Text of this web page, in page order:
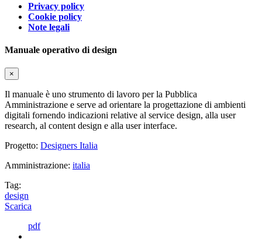
Privacy policy
Cookie policy
Note legali
Manuale operativo di design
×
Il manuale è uno strumento di lavoro per la Pubblica
Amministrazione e serve ad orientare la progettazione di ambienti
digitali fornendo indicazioni relative al service design, alla user
research, al content design e alla user interface.
Progetto: Designers Italia
Amministrazione: italia
Tag:
design
Scarica
pdf